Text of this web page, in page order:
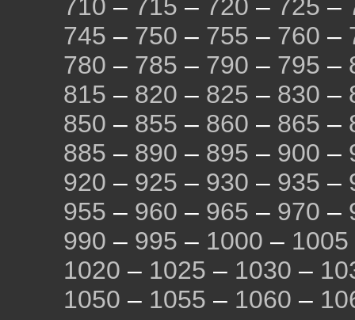
710 – 715 – 720 – 725 –
745 – 750 – 755 – 760 –
780 – 785 – 790 – 795 –
815 – 820 – 825 – 830 –
850 – 855 – 860 – 865 –
885 – 890 – 895 – 900 –
920 – 925 – 930 – 935 –
955 – 960 – 965 – 970 –
990 – 995 – 1000 – 1005
1020 – 1025 – 1030 –
1050 – 1055 – 1060 –